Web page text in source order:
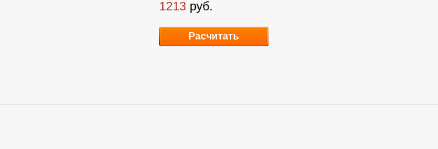
1213 руб.
Расчитать